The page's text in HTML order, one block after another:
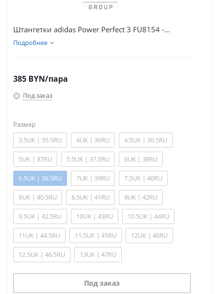
Штангетки adidas Power Perfect 3 FU8154 -...
Подробнее
385 BYN/пара
Под заказ
Размер
3.5UK | 35.5RU
4UK | 36RU 4.5UK | 36.5RU
5UK | 37RU 5.5UK | 37.5RU 6UK | 38RU
6.5UK | 38.5RU 7UK | 39RU 7.5UK | 40RU
8UK | 40.5RU 8.5UK | 41RU 9UK | 42RU
9.5UK | 42.5RU 10UK | 43RU 10.5UK | 44RU
11UK | 44.5RU 11.5UK | 45RU 12UK | 46RU
12.5UK | 46.5RU 13UK | 47RU
Под заказ